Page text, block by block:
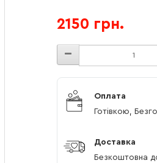
2150 грн.
Оплата
Готівкою,
Доставка
Безкоштовна